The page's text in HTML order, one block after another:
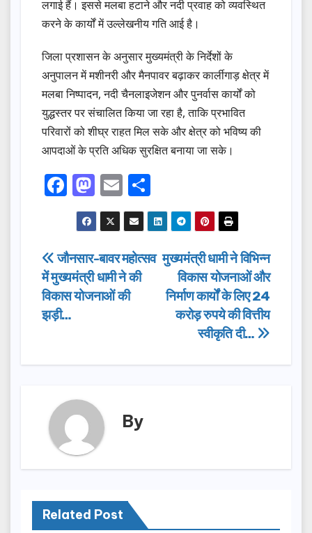
लगाई हैं। इससे मलबा हटाने और नदी प्रवाह को व्यवस्थित
करने के कार्यों में उल्लेखनीय गति आई है।
जिला प्रशासन के अनुसार मुख्यमंत्री के निर्देशों के
अनुपालन में मशीनरी और मैनपावर बढ़ाकर कार्लीगाड़ क्षेत्र में
मलबा निष्पादन, नदी चैनलाइजेशन और पुनर्वास कार्यों को
युद्धस्तर पर संचालित किया जा रहा है, ताकि प्रभावित
परिवारों को शीघ्र राहत मिल सके और क्षेत्र को भविष्य की
आपदाओं के प्रति अधिक सुरक्षित बनाया जा सके।
F
a
c
e
b
o
o
M
a
st
o
d
o
E
m
ail
h
ar
e
Post
navigation
मुख्यमंत्री धामी ने विभिन्न
विकास योजनाओं और
निर्माण कार्यों के लिए 24
करोड़ रुपये की वित्तीय
स्वीकृति दी…
जौनसार-बावर महोत्सव
में मुख्यमंत्री धामी ने की
विकास योजनाओं की
झड़ी…
By
Related Post